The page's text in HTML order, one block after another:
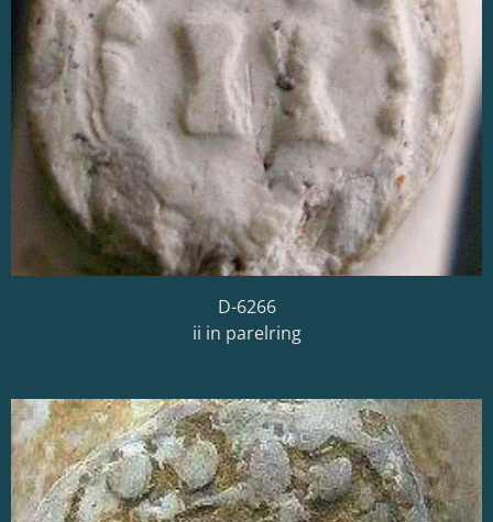
D-6266
ii in parelring